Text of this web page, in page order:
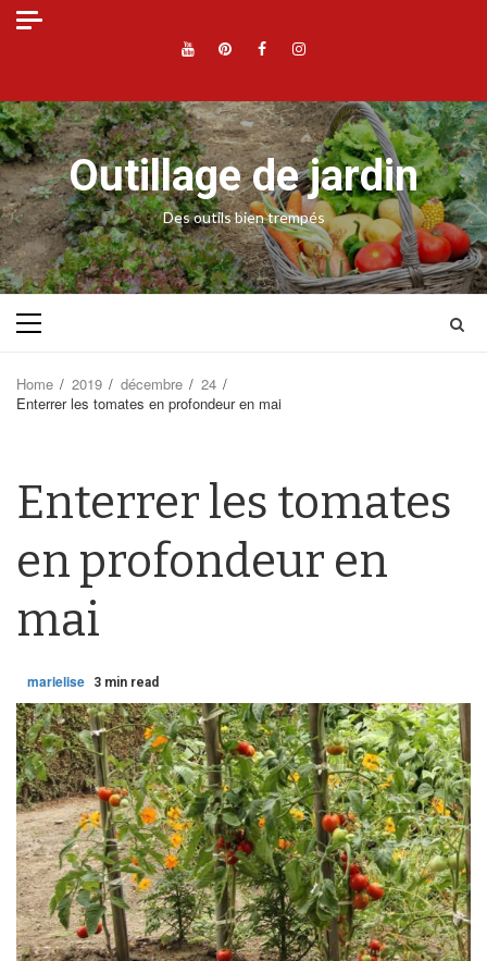
Skip
YouTube
Pinterest
Facebook
Instagram
Outillage de jardin
Des outils bien trempés
Primary
Home 2019 décembre
24
Enterrer les tomates en profondeur en mai
Enterrer les tomates
en profondeur en
mai
marielise 3 min read